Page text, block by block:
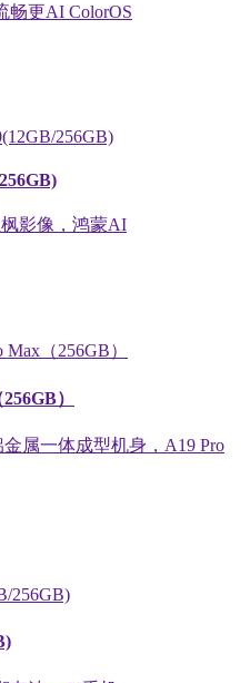
畅更AI ColorOS
影像，鸿蒙AI
）
属一体成型机身，A19 Pro